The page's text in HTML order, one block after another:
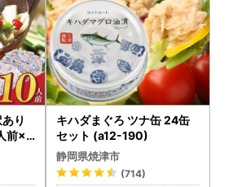
り
前×5
キハダまぐろ ツナ缶 24缶
セット (a12-190)
静岡県焼津市
(714)